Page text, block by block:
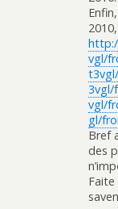
vgl/
3vgl/
vgl/
gl/
Bref
des